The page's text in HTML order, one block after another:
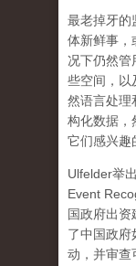
最老掉牙
体新鲜事
况下仍然管
些空间，以
然语言处理
构化数据，
它们感兴趣
Ulfelder举
Event
国政府出资
了中国政府
动，并审查